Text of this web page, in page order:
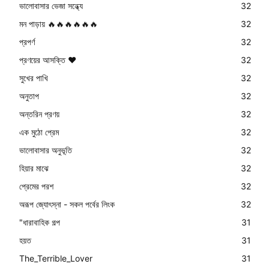
ভালোবাসার ভেজা সন্ধ্যে
32
মন পাড়ায় 🔥🔥🔥🔥🔥🔥
32
প্রপর্ণ
32
প্রণয়ের আসক্তি ❤️
32
সুখের পাখি
32
অনুতাপ
32
অন্তরিন প্রণয়
32
এক মুঠো প্রেম
32
ভালোবাসার অনুভূতি
32
হিয়ার মাঝে
32
প্রেমের পরশ
32
অরূপ জ্যোৎস্না - সকল পর্বের লিংক
32
"ধারাবাহিক গল্প
31
হয়ত
31
The_Terrible_Lover
31